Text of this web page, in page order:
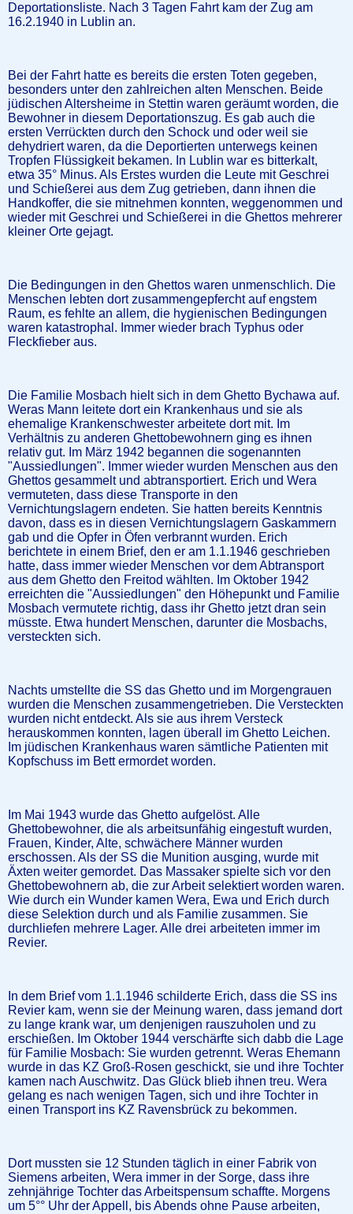
Deportationsliste. Nach 3 Tagen Fahrt kam der Zug am
16.2.1940 in Lublin an.
Bei der Fahrt hatte es bereits die ersten Toten gegeben,
besonders unter den zahlreichen alten Menschen. Beide
jüdischen Altersheime in Stettin waren geräumt worden, die
Bewohner in diesem Deportationszug. Es gab auch die
ersten Verrückten durch den Schock und oder weil sie
dehydriert waren, da die Deportierten unterwegs keinen
Tropfen Flüssigkeit bekamen. In Lublin war es bitterkalt,
etwa 35° Minus. Als Erstes wurden die Leute mit Geschrei
und Schießerei aus dem Zug getrieben, dann ihnen die
Handkoffer, die sie mitnehmen konnten, weggenommen und
wieder mit Geschrei und Schießerei in die Ghettos mehrerer
kleiner Orte gejagt.
Die Bedingungen in den Ghettos waren unmenschlich. Die
Menschen lebten dort zusammengepfercht auf engstem
Raum, es fehlte an allem, die hygienischen Bedingungen
waren katastrophal. Immer wieder brach Typhus oder
Fleckfieber aus.
Die Familie Mosbach hielt sich in dem Ghetto Bychawa auf.
Weras Mann leitete dort ein Krankenhaus und sie als
ehemalige Krankenschwester arbeitete dort mit. Im
Verhältnis zu anderen Ghettobewohnern ging es ihnen
relativ gut. Im März 1942 begannen die sogenannten
"Aussiedlungen". Immer wieder wurden Menschen aus den
Ghettos gesammelt und abtransportiert. Erich und Wera
vermuteten, dass diese Transporte in den
Vernichtungslagern endeten. Sie hatten bereits Kenntnis
davon, dass es in diesen Vernichtungslagern Gaskammern
gab und die Opfer in Öfen verbrannt wurden. Erich
berichtete in einem Brief, den er am 1.1.1946 geschrieben
hatte, dass immer wieder Menschen vor dem Abtransport
aus dem Ghetto den Freitod wählten. Im Oktober 1942
erreichten die "Aussiedlungen" den Höhepunkt und Familie
Mosbach vermutete richtig, dass ihr Ghetto jetzt dran sein
müsste. Etwa hundert Menschen, darunter die Mosbachs,
versteckten sich.
Nachts umstellte die SS das Ghetto und im Morgengrauen
wurden die Menschen zusammengetrieben. Die Versteckten
wurden nicht entdeckt. Als sie aus ihrem Versteck
herauskommen konnten, lagen überall im Ghetto Leichen.
Im jüdischen Krankenhaus waren sämtliche Patienten mit
Kopfschuss im Bett ermordet worden.
Im Mai 1943 wurde das Ghetto aufgelöst. Alle
Ghettobewohner, die als arbeitsunfähig eingestuft wurden,
Frauen, Kinder, Alte, schwächere Männer wurden
erschossen. Als der SS die Munition ausging, wurde mit
Äxten weiter gemordet. Das Massaker spielte sich vor den
Ghettobewohnern ab, die zur Arbeit selektiert worden waren.
Wie durch ein Wunder kamen Wera, Ewa und Erich durch
diese Selektion durch und als Familie zusammen. Sie
durchliefen mehrere Lager. Alle drei arbeiteten immer im
Revier.
In dem Brief vom 1.1.1946 schilderte Erich, dass die SS ins
Revier kam, wenn sie der Meinung waren, dass jemand dort
zu lange krank war, um denjenigen rauszuholen und zu
erschießen. Im Oktober 1944 verschärfte sich dabb die Lage
für Familie Mosbach: Sie wurden getrennt. Weras Ehemann
wurde in das KZ Groß-Rosen geschickt, sie und ihre Tochter
kamen nach Auschwitz. Das Glück blieb ihnen treu. Wera
gelang es nach wenigen Tagen, sich und ihre Tochter in
einen Transport ins KZ Ravensbrück zu bekommen.
Dort mussten sie 12 Stunden täglich in einer Fabrik von
Siemens arbeiten, Wera immer in der Sorge, dass ihre
zehnjährige Tochter das Arbeitspensum schaffte. Morgens
um 5°° Uhr der Appell, bis Abends ohne Pause arbeiten,